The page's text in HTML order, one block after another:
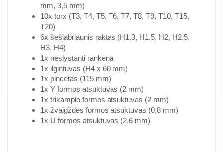
mm, 3,5 mm)
10x torx (T3, T4, T5, T6, T7, T8, T9, T10, T15,
T20)
6x šešiabriaunis raktas (H1.3, H1.5, H2, H2.5,
H3, H4)
1x neslystanti rankena
1x ilgintuvas (H4 x 60 mm)
1x pincetas (115 mm)
1x Y formos atsuktuvas (2 mm)
1x trikampio formos atsuktuvas (2 mm)
1x žvaigždės formos atsuktuvas (0,8 mm)
1x U formos atsuktuvas (2,6 mm)